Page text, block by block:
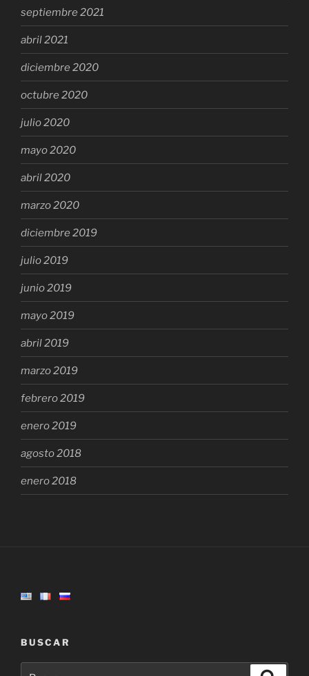
septiembre 2021
abril 2021
diciembre 2020
octubre 2020
julio 2020
mayo 2020
abril 2020
marzo 2020
diciembre 2019
julio 2019
junio 2019
mayo 2019
abril 2019
marzo 2019
febrero 2019
enero 2019
agosto 2018
enero 2018
BUSCAR